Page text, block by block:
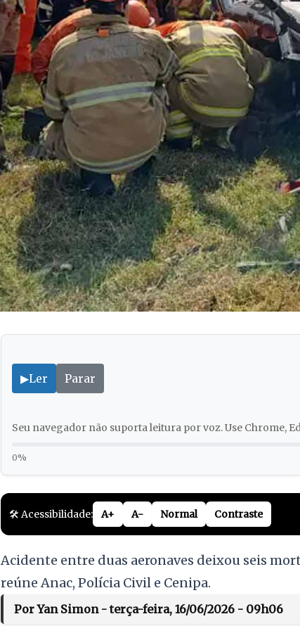
▶Ler Parar
Seu navegador não suporta leitura por voz. Use Chrome,
0%
🛠️ Acessibilidade: A+ A- Normal Contraste
Acidente entre duas aeronaves deixou seis
reúne Anac, Polícia Civil e Cenipa.
Por Yan Simon - terça-feira, 16/06/2026 - 09h06